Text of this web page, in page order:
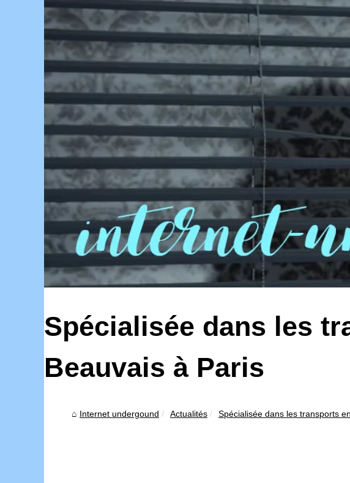
Spécialisée dans les
Beauvais à Paris
Internet undergound Actualités Spécialisée dans les transports en